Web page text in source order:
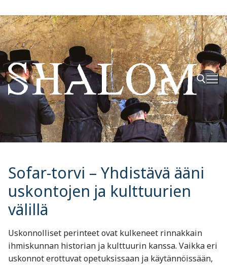
Hyppää
sisältöön
Hae:
Sofar-torvi – Yhdistävä ääni
uskontojen ja kulttuurien
välillä
Uskonnolliset perinteet ovat kulkeneet rinnakkain
ihmiskunnan historian ja kulttuurin kanssa. Vaikka eri
uskonnot erottuvat opetuksissaan ja käytännöissään,